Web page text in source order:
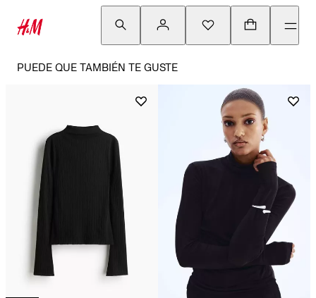
PUEDE QUE TAMBIÉN TE GUSTE